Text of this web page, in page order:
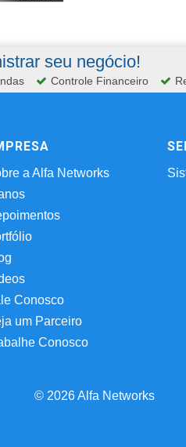
seu negócio!
Controle Financeiro
a Alfa Networks
Conosco
um Parceiro
Conosco
© 2026 Alfa Networks